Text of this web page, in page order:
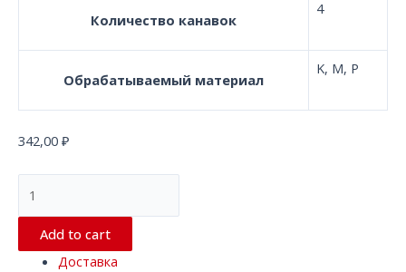
Количество канавок
4
Обрабатываемый материал
K, M, P
342,00 ₽
концевая
фреза
с
Add to cart
Доставка